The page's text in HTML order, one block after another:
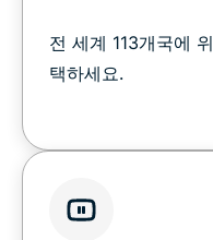
전 세계 113개국에
택하세요.